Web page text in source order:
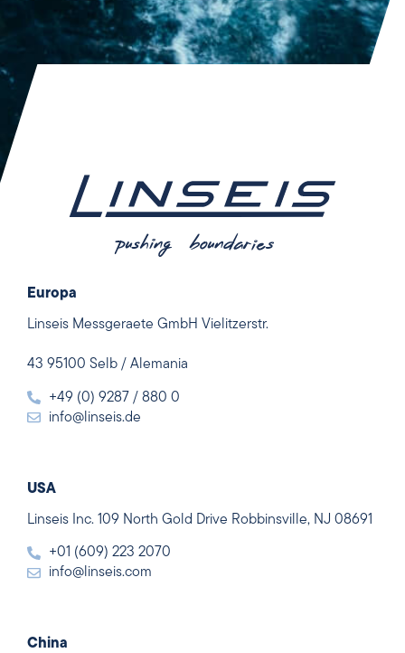
Europa
Linseis Messgeraete GmbH Vielitzerstr.
43 95100 Selb / Alemania
+49 (0) 9287 / 880 0
info@linseis.de
USA
Linseis Inc. 109 North Gold Drive Robbinsville, NJ 08691
+01 (609) 223 2070
info@linseis.com
China